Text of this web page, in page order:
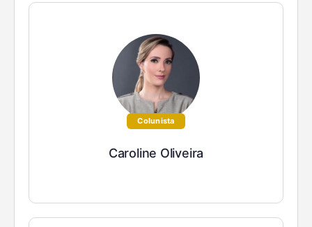
Colunista
Caroline Oliveira